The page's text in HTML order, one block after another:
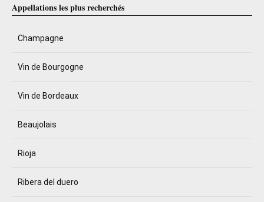
Appellations les plus recherchés
Champagne
Vin de Bourgogne
Vin de Bordeaux
Beaujolais
Rioja
Ribera del duero